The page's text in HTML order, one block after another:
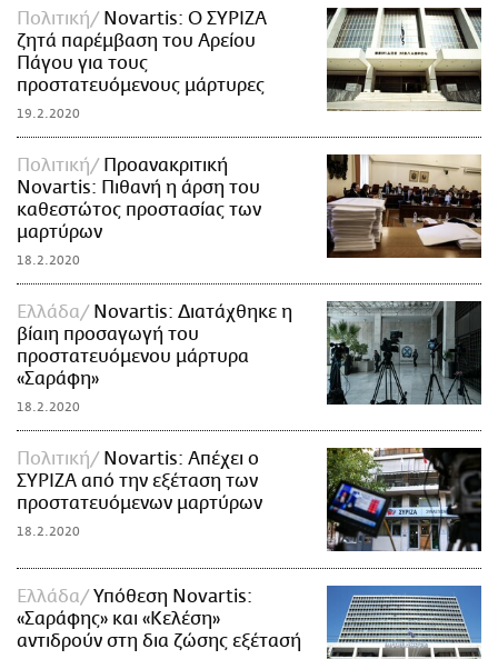
Πολιτική
Novartis: Ο ΣΥΡΙΖΑ
ζητά παρέμβαση του Αρείου
Πάγου για τους
προστατευόμενους μάρτυρες
19.2.2020
Πολιτική
Προανακριτική
Novartis: Πιθανή η άρση του
καθεστώτος προστασίας των
μαρτύρων
18.2.2020
Ελλάδα
Novartis: Διατάχθηκε η
βίαιη προσαγωγή του
προστατευόμενου μάρτυρα
«Σαράφη»
18.2.2020
Πολιτική
Novartis: Απέχει ο
ΣΥΡΙΖΑ από την εξέταση των
προστατευόμενων μαρτύρων
18.2.2020
Ελλάδα
Υπόθεση Novartis:
«Σαράφης» και «Κελέση»
αντιδρούν στη δια ζώσης εξέτασή